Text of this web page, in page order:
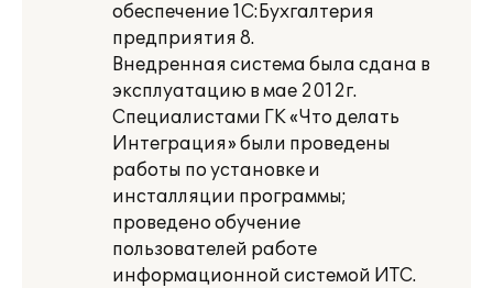
обеспечение 1С:Бухгалтерия
предприятия 8.
Внедренная система была сдана в
эксплуатацию в мае 2012г.
Специалистами ГК «Что делать
Интеграция» были проведены
работы по установке и
инсталляции программы;
проведено обучение
пользователей работе
информационной системой ИТС.